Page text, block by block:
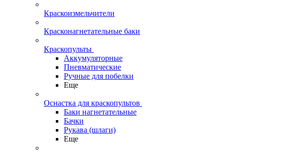
Краскоизмельчители
Красконагнетательные баки
Краскопульты
Аккумуляторные
Пневматические
Ручные для побелки
Еще
Оснастка для краскопультов
Баки нагнетательные
Бачки
Рукава (шлаги)
Еще